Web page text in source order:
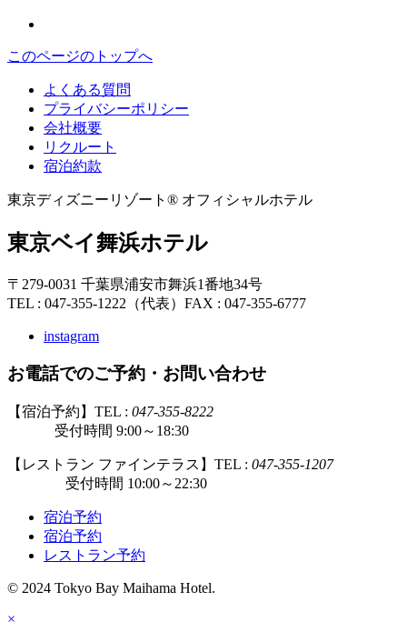
このページのトップへ
よくある質問
プライバシーポリシー
会社概要
リクルート
宿泊約款
東京ディズニーリゾート® オフィシャルホテル
東京ベイ舞浜ホテル
〒279-0031 千葉県浦安市舞浜1番地34号
TEL : 047-355-1222（代表） FAX : 047-355-6777
instagram
お電話でのご予約・お問い合わせ
【宿泊予約】TEL : 047-355-8222
受付時間 9:00～18:30
【レストラン ファインテラス】TEL : 047-355-1207
受付時間 10:00～22:30
宿泊予約
宿泊予約
レストラン予約
© 2024 Tokyo Bay Maihama Hotel.
×